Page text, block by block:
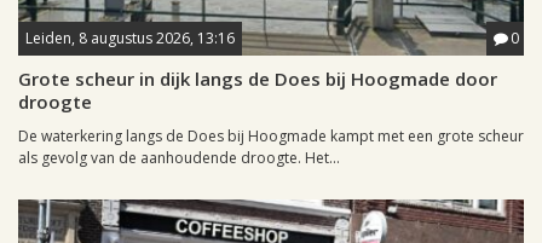
Leiden, 8 augustus 2026, 13:16 0
Grote scheur in dijk langs de Does bij Hoogmade door
droogte
De waterkering langs de Does bij Hoogmade kampt met een grote scheur
als gevolg van de aanhoudende droogte. Het...